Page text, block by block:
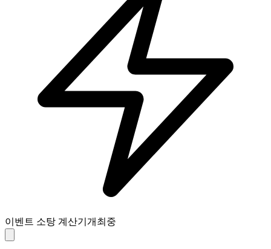
이벤트 소탕 계산기 개최중